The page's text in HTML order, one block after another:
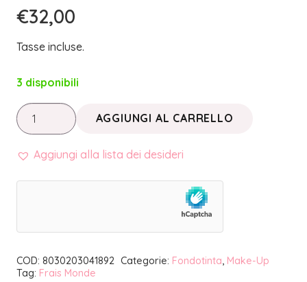
€32,00
Tasse incluse.
3 disponibili
MAKE
UP
INNOVATION
01
AGGIUNGI AL CARRELLO
Aggiungi alla lista dei desideri
COD: 8030203041892 Categorie: Fondotinta, Make-Up
Tag: Frais Monde